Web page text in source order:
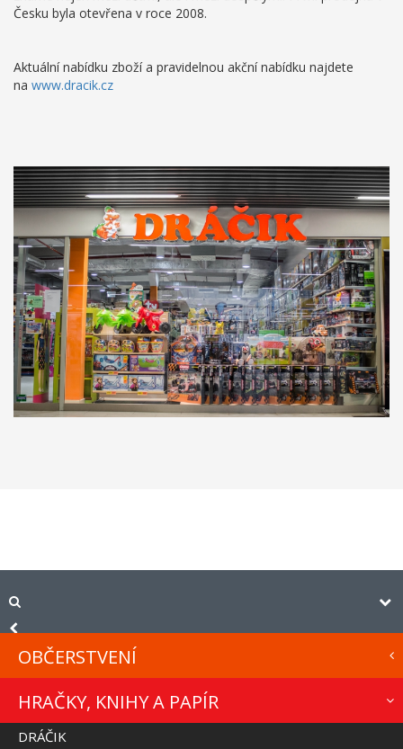
Česku byla otevřena v roce 2008.
Aktuální nabídku zboží a pravidelnou akční nabídku najdete
na www.dracik.cz
OBČERSTVENÍ
HRAČKY, KNIHY A PAPÍR
DRÁČIK